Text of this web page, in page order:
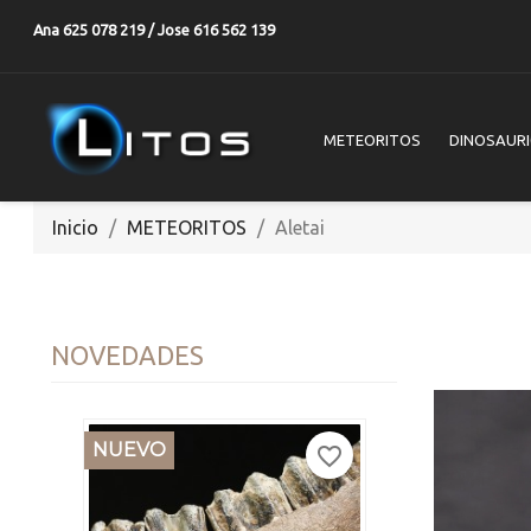
Ana 625 078 219 / Jose 616 562 139
METEORITOS
Inicio METEORITOS Aletai
NOVEDADES
NUEVO favorite_border